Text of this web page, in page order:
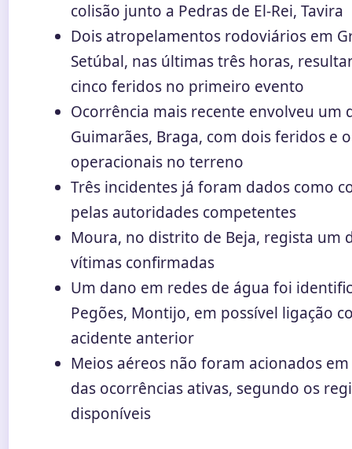
colisão junto a Pedras de El-Rei, Tavira
Dois atropelamentos rodoviários em
Setúbal, nas últimas três horas,
cinco feridos no primeiro evento
Ocorrência mais recente envolveu um
Guimarães, Braga, com dois feridos e
operacionais no terreno
Três incidentes já foram dados como
pelas autoridades competentes
Moura, no distrito de Beja, regista um
vítimas confirmadas
Um dano em redes de água foi
Pegões, Montijo, em possível ligação
acidente anterior
Meios aéreos não foram acionados
das ocorrências ativas, segundo os
disponíveis